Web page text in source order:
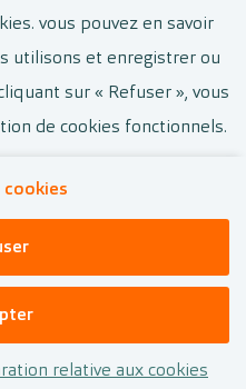
vous pouvez en savoir
utilisons et enregistrer ou
sur « Refuser », vous
de cookies fonctionnels.
cookies
relative aux cookies